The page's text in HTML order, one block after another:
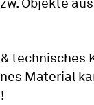
technisches
Material